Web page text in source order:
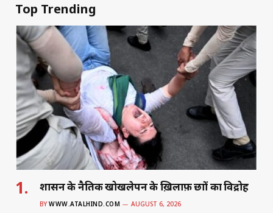
Top Trending
शासन के नैतिक खोखलेपन के ख़िलाफ़ छात्रों का विद्रोह
BY WWW.ATALHIND.COM AUGUST 6, 2026